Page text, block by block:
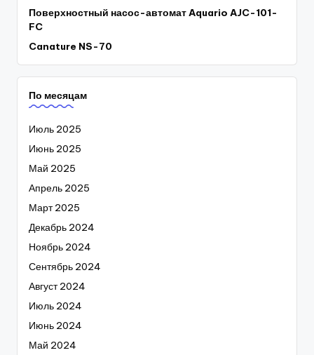
Поверхностный насос-автомат Aquario AJC-101-
FC
Canature NS-70
По месяцам
Июль 2025
Июнь 2025
Май 2025
Апрель 2025
Март 2025
Декабрь 2024
Ноябрь 2024
Сентябрь 2024
Август 2024
Июль 2024
Июнь 2024
Май 2024